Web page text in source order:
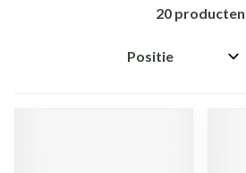
20 producten
Sorteer op: